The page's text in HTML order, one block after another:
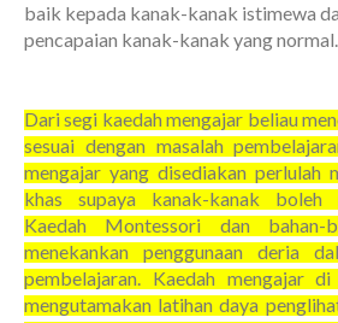
baik kepada kanak-kanak istimewa
pencapaian kanak-kanak yang normal.
Dari segi kaedah mengajar beliau
sesuai dengan masalah
mengajar yang disediakan perlulah
khas supaya kanak-kanak boleh
Kaedah Montessori dan bahan-
menekankan penggunaan deria
pembelajaran. Kaedah mengajar
mengutamakan latihan daya